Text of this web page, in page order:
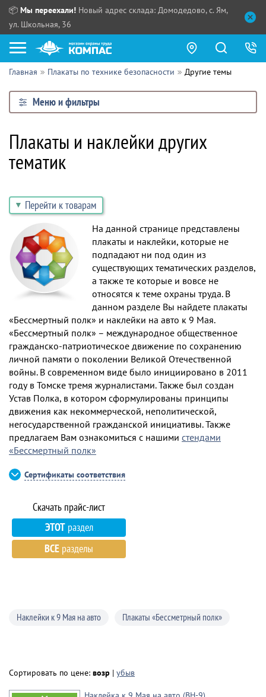
📦 Мы переехали! Новый адрес склада: Домодедово, с. Ям,
ул. Школьная, 36
Как купить?
Прайс-листы
Сотрудничество
Партнерам
Обзоры
Контакты
ПН - ЧТ:
СБ, ВС:
Главная Плакаты по технике безопасности Другие темы
Меню и фильтры
Плакаты и наклейки других
тематик
Перейти к товарам
На данной странице представлены
плакаты и наклейки, которые не
подпадают ни под один из
существующих тематических разделов,
а также те которые и вовсе не
относятся к теме охраны труда. В
данном разделе Вы найдете плакаты
«Бессмертный полк» и наклейки на авто к 9 Мая.
«Бессмертный полк» – международное общественное
гражданско-патриотическое движение по сохранению
личной памяти о поколении Великой Отечественной
войны. В современном виде было инициировано в 2011
году в Томске тремя журналистами. Также был создан
Устав Полка, в котором сформулированы принципы
движения как некоммерческой, неполитической,
негосударственной гражданской инициативы. Также
предлагаем Вам ознакомиться с нашими стендами
«Бессмертный полк»
Сертификаты соответствия
ЭТОТраздел
ВСЕ разделы
Наклейки к 9 Мая на авто Плакаты «Бессметрный полк»
Сортировать по цене: возр | убыв